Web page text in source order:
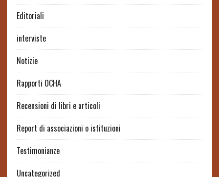
Editoriali
interviste
Notizie
Rapporti OCHA
Recensioni di libri e articoli
Report di associazioni o istituzioni
Testimonianze
Uncategorized